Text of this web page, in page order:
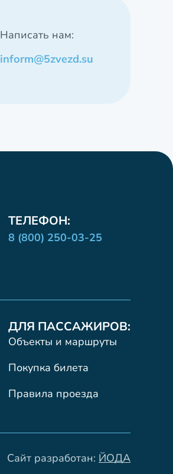
Написать нам:
inform@5zvezd.su
ТЕЛЕФОН:
8 (800) 250-03-25
ДЛЯ ПАССАЖИРОВ:
Объекты и маршруты
Покупка билета
Правила проезда
Сайт разработан: ЙОДА